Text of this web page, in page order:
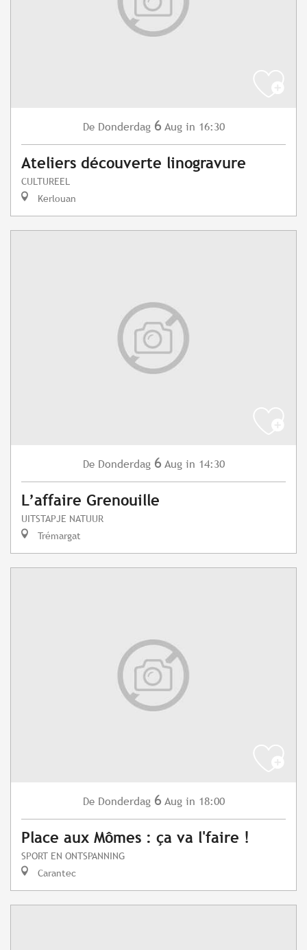
De Donderdag 6 Aug in 16:30
Ateliers découverte linogravure
CULTUREEL
Kerlouan
De Donderdag 6 Aug in 14:30
L’affaire Grenouille
UITSTAPJE NATUUR
Trémargat
De Donderdag 6 Aug in 18:00
Place aux Mômes : ça va l'faire !
SPORT EN ONTSPANNING
Carantec